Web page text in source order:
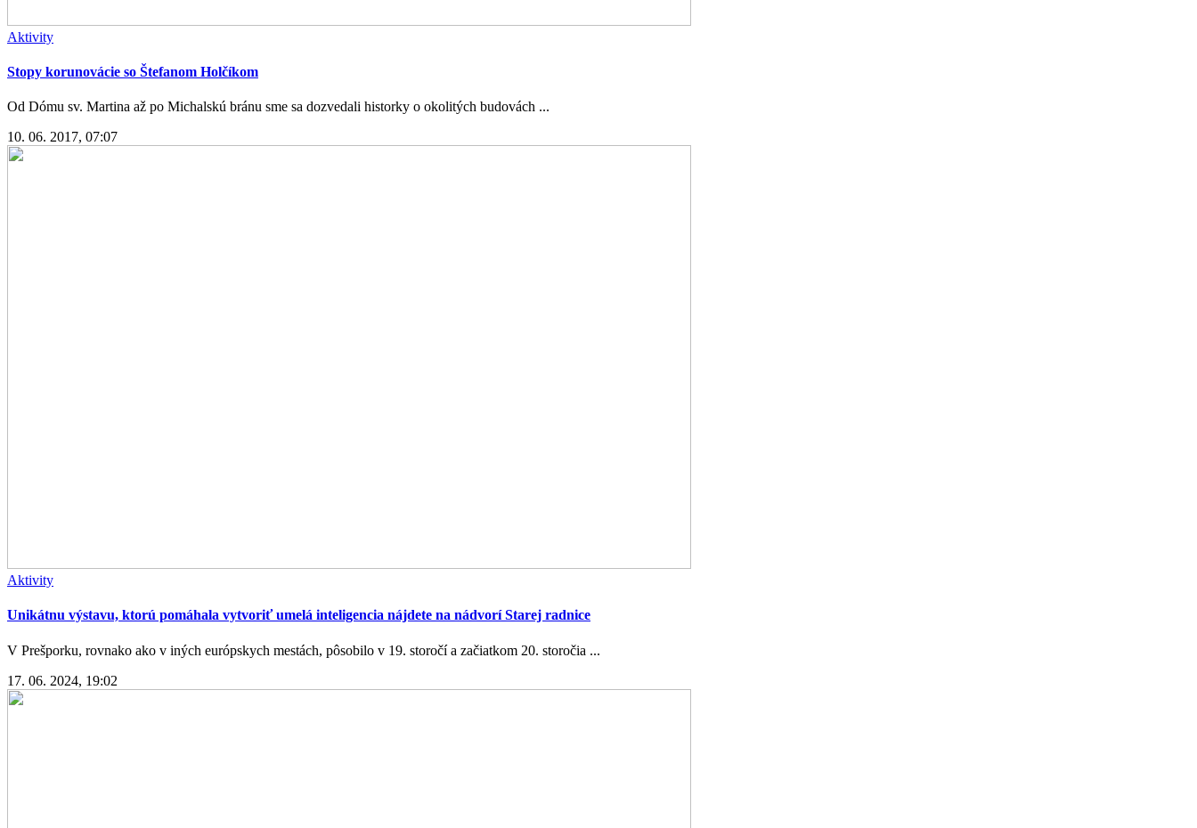
Aktivity
Stopy korunovácie so Štefanom Holčíkom
Od Dómu sv. Martina až po Michalskú bránu sme sa dozvedali historky o okolitých budovách ...
10. 06. 2017, 07:07
Aktivity
Unikátnu výstavu, ktorú pomáhala vytvoriť umelá inteligencia nájdete na nádvorí Starej radnice
V Prešporku, rovnako ako v iných európskych mestách, pôsobilo v 19. storočí a začiatkom 20. storočia ...
17. 06. 2024, 19:02